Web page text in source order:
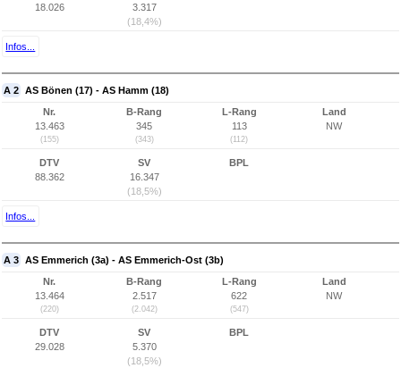
18.026
3.317
(18,4%)
Infos...
A 2 AS Bönen (17) - AS Hamm (18)
Nr.
13.463
(155)
B-Rang
345
(343)
L-Rang
113
(112)
Land
NW
DTV
88.362
SV
16.347
(18,5%)
BPL
Infos...
A 3 AS Emmerich (3a) - AS Emmerich-Ost (3b)
Nr.
13.464
(220)
B-Rang
2.517
(2.042)
L-Rang
622
(547)
Land
NW
DTV
29.028
SV
5.370
(18,5%)
BPL